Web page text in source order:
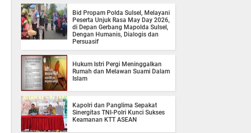
Bid Propam Polda Sulsel, Melayani
Peserta Unjuk Rasa May Day 2026,
di Depan Gerbang Mapolda Sulsel,
Dengan Humanis, Dialogis dan
Persuasif
Hukum Istri Pergi Meninggalkan
Rumah dan Melawan Suami Dalam
Islam
Kapolri dan Panglima Sepakat
Sinergitas TNI-Polri Kunci Sukses
Keamanan KTT ASEAN